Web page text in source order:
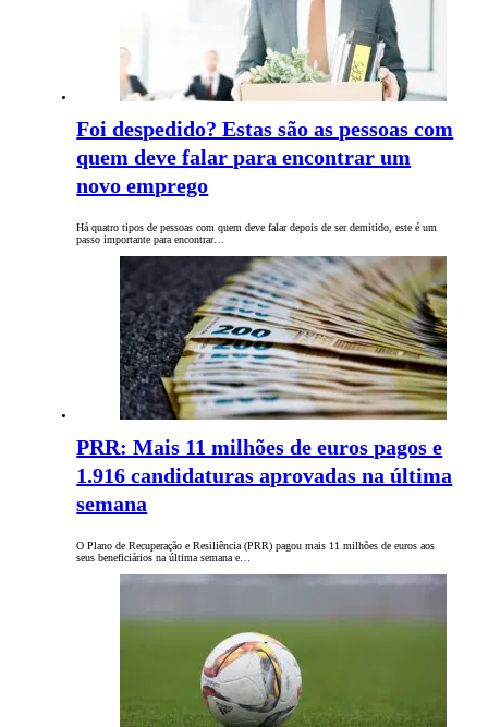
Foi despedido? Estas são as pessoas com
quem deve falar para encontrar um
novo emprego
Há quatro tipos de pessoas com quem deve falar depois de ser demitido, este é um
passo importante para encontrar…
PRR: Mais 11 milhões de euros pagos e
1.916 candidaturas aprovadas na última
semana
O Plano de Recuperação e Resiliência (PRR) pagou mais 11 milhões de euros aos
seus beneficiários na última semana e…